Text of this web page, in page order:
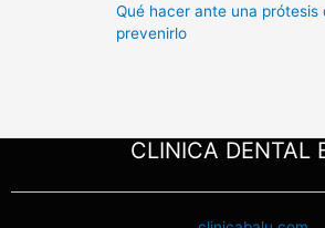
Qué hacer ante una
prevenirlo
CLINICA DENTAL